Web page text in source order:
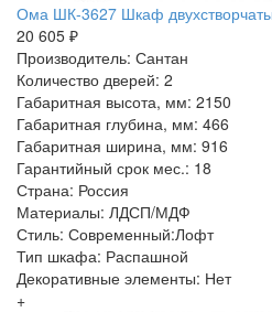
Ома ШК-3627 Шкаф
20 605 ₽
Производитель: Сантан
Количество дверей: 2
Габаритная высота, мм: 2150
Габаритная глубина, мм: 466
Габаритная ширина, мм: 916
Гарантийный срок мес.: 18
Страна: Россия
Материалы: ЛДСП/МДФ
Стиль: Современный:Лофт
Тип шкафа: Распашной
Декоративные элементы: Нет
+